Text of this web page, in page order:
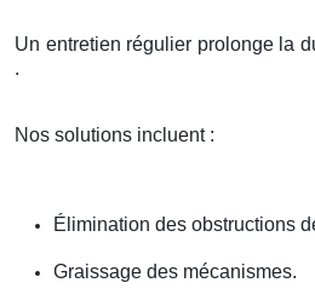
Un entretien régulier prolonge la
.
Nos solutions incluent :
Élimination des obstructions
Graissage des mécanismes.